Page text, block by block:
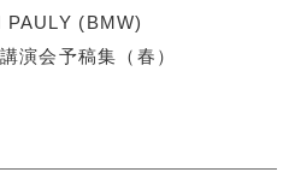
Axel PAULY (BMW)
演会予稿集（春）